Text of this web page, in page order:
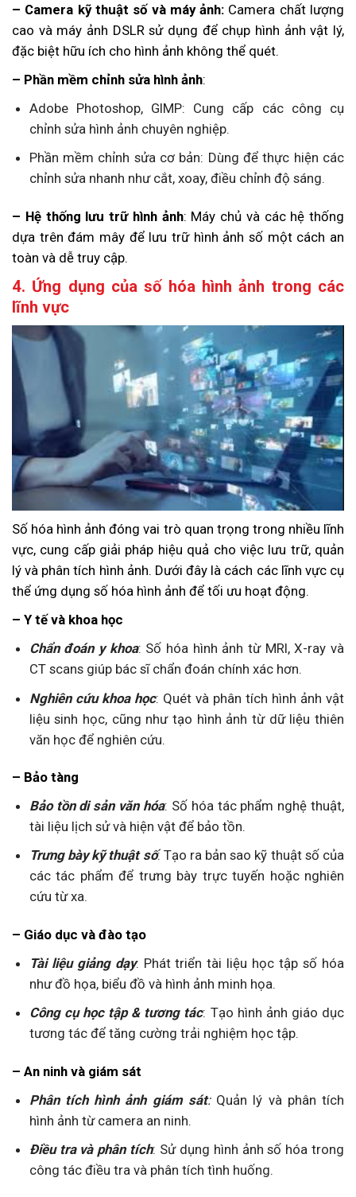
– Camera kỹ thuật số và máy ảnh: Camera chất lượng
cao và máy ảnh DSLR sử dụng để chụp hình ảnh vật lý,
đặc biệt hữu ích cho hình ảnh không thể quét.
– Phần mềm chỉnh sửa hình ảnh:
Adobe Photoshop, GIMP: Cung cấp các công cụ
chỉnh sửa hình ảnh chuyên nghiệp.
Phần mềm chỉnh sửa cơ bản: Dùng để thực hiện các
chỉnh sửa nhanh như cắt, xoay, điều chỉnh độ sáng.
– Hệ thống lưu trữ hình ảnh: Máy chủ và các hệ thống
dựa trên đám mây để lưu trữ hình ảnh số một cách an
toàn và dễ truy cập.
4. Ứng dụng của số hóa hình ảnh trong các
lĩnh vực
Số hóa hình ảnh đóng vai trò quan trọng trong nhiều lĩnh
vực, cung cấp giải pháp hiệu quả cho việc lưu trữ, quản
lý và phân tích hình ảnh. Dưới đây là cách các lĩnh vực cụ
thể ứng dụng số hóa hình ảnh để tối ưu hoạt động.
– Y tế và khoa học
Chẩn đoán y khoa: Số hóa hình ảnh từ MRI, X-ray và
CT scans giúp bác sĩ chẩn đoán chính xác hơn.
Nghiên cứu khoa học: Quét và phân tích hình ảnh vật
liệu sinh học, cũng như tạo hình ảnh từ dữ liệu thiên
văn học để nghiên cứu.
– Bảo tàng
Bảo tồn di sản văn hóa: Số hóa tác phẩm nghệ thuật,
tài liệu lịch sử và hiện vật để bảo tồn.
Trưng bày kỹ thuật số: Tạo ra bản sao kỹ thuật số của
các tác phẩm để trưng bày trực tuyến hoặc nghiên
cứu từ xa.
– Giáo dục và đào tạo
Tài liệu giảng dạy: Phát triển tài liệu học tập số hóa
như đồ họa, biểu đồ và hình ảnh minh họa.
Công cụ học tập & tương tác: Tạo hình ảnh giáo dục
tương tác để tăng cường trải nghiệm học tập.
– An ninh và giám sát
Phân tích hình ảnh giám sát:Quản lý và phân tích
hình ảnh từ camera an ninh.
Điều tra và phân tích: Sử dụng hình ảnh số hóa trong
công tác điều tra và phân tích tình huống.